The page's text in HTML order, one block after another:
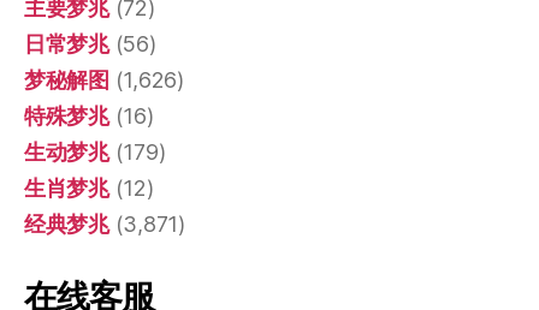
主要梦兆(72)
日常梦兆(56)
梦秘解图 (1,626)
特殊梦兆(16)
生动梦兆(179)
生肖梦兆(12)
经典梦兆(3,871)
在线客服